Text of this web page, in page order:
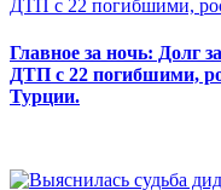
Главное за ночь: Долг
ДТП с 22 погибшими,
Турции.